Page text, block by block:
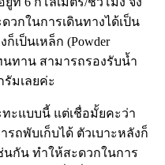
วกในการเดินทางได้เป็น
เป็นเหล็ก (Powder
นทาน สามารถรองรับน้ำ
รัมเลยค่ะ
ะแบบนี้ แต่เชื่อมั้ยคะว่า
รถพับเก็บได้ ตัวเบาะหลังก็
นกัน ทำให้สะดวกในการ